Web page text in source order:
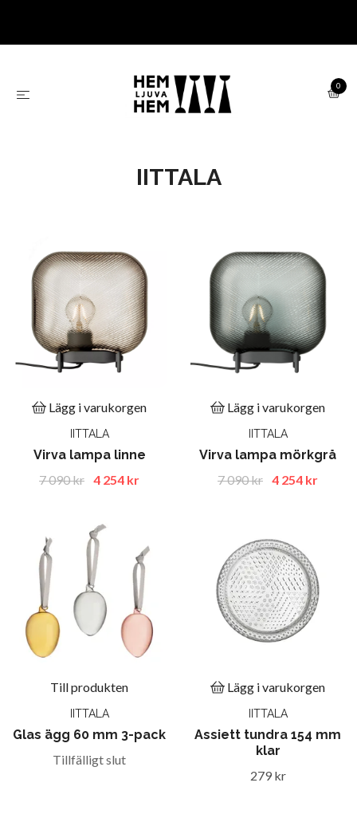
0
IITTALA
Lägg i varukorgen
IITTALA
Virva lampa linne
7 090 kr 4 254 kr
Lägg i varukorgen
IITTALA
Virva lampa mörkgrå
7 090 kr 4 254 kr
Till produkten
IITTALA
Glas ägg 60 mm 3-pack
Tillfälligt slut
Lägg i varukorgen
IITTALA
Assiett tundra 154 mm
klar
279 kr